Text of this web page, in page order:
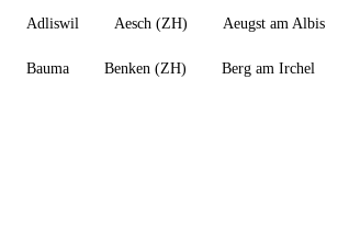
Adliswil Aesch (ZH) Aeugst am Albis
Bauma Benken (ZH) Berg am Irchel